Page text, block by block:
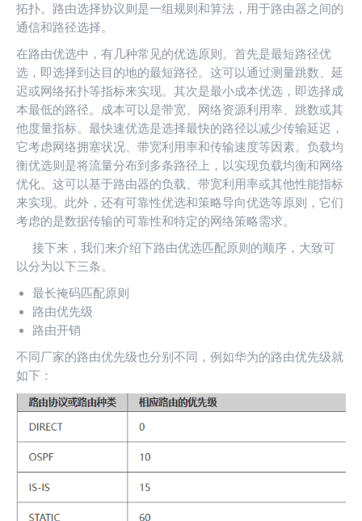
拓扑。路由选择协议则是一组规则和算法，用于路由器之间的
通信和路径选择。
在路由优选中，有几种常见的优选原则。首先是最短路径优
选，即选择到达目的地的最短路径。这可以通过测量跳数、延
迟或网络拓扑等指标来实现。其次是最小成本优选，即选择成
本最低的路径。成本可以是带宽、网络资源利用率、跳数或其
他度量指标。最快速优选是选择最快的路径以减少传输延迟，
它考虑网络拥塞状况、带宽利用率和传输速度等因素。负载均
衡优选则是将流量分布到多条路径上，以实现负载均衡和网络
优化。这可以基于路由器的负载、带宽利用率或其他性能指标
来实现。此外，还有可靠性优选和策略导向优选等原则，它们
考虑的是数据传输的可靠性和特定的网络策略需求。
接下来，我们来介绍下路由优选匹配原则的顺序，大致可
以分为以下三条。
最长掩码匹配原则
路由优先级
路由开销
不同厂家的路由优先级也分别不同，例如华为的路由优先级就
如下：